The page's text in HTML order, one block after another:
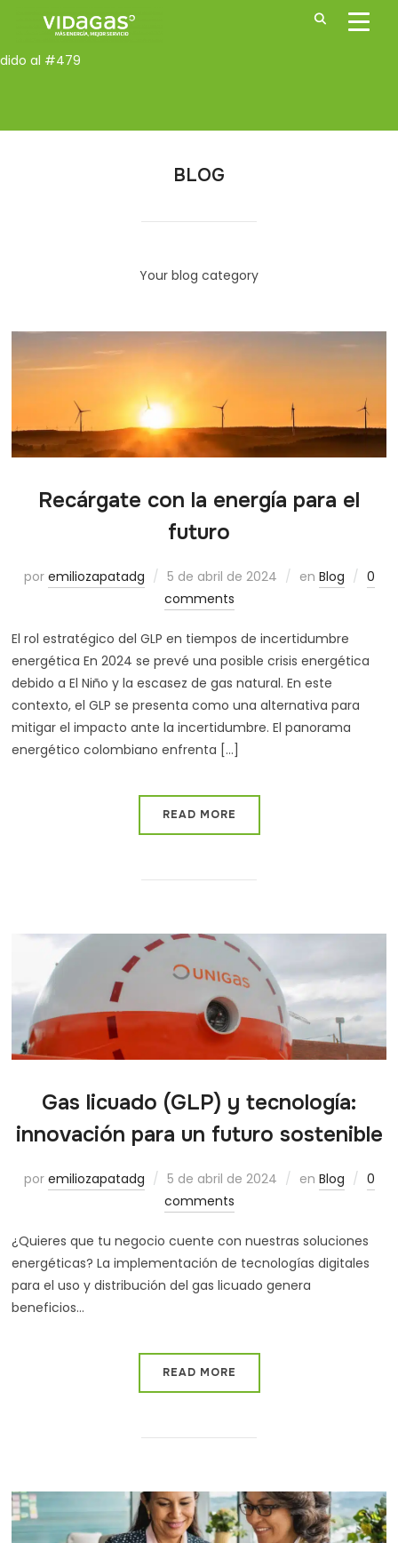
BLOG
Your blog category
Recárgate con la energía para el
futuro
por emiliozapatadg 5 de abril de 2024 en Blog
0
comments
El rol estratégico del GLP en tiempos de incertidumbre
energética En 2024 se prevé una posible crisis energética
debido a El Niño y la escasez de gas natural. En este
contexto, el GLP se presenta como una alternativa para
mitigar el impacto ante la incertidumbre. El panorama
energético colombiano enfrenta […]
READ MORE
Gas licuado (GLP) y tecnología:
innovación para un futuro sostenible
por emiliozapatadg 5 de abril de 2024 en Blog
0
comments
¿Quieres que tu negocio cuente con nuestras soluciones
energéticas? La implementación de tecnologías digitales
para el uso y distribución del gas licuado genera
beneficios…
READ MORE